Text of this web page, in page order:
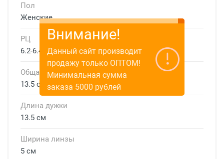
Пол
Женские
РЦ
6.2-6.4 см
Общая ширина
13.5 см
Длина дужки
13.5 см
Ширина линзы
5 см
Внимание!
Данный сайт производит
продажу только ОПТОМ!
Минимальная сумма
заказа 5000 рублей